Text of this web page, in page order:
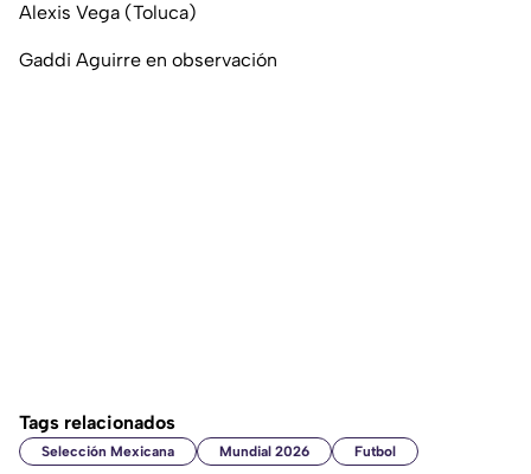
Alexis Vega (Toluca)
Gaddi Aguirre en observación
Tags relacionados
Selección Mexicana Mundial 2026 Futbol